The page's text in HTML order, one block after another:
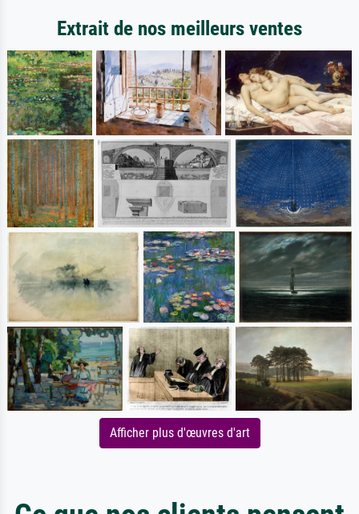
Extrait de nos meilleurs ventes
Afficher plus d'œuvres d'art